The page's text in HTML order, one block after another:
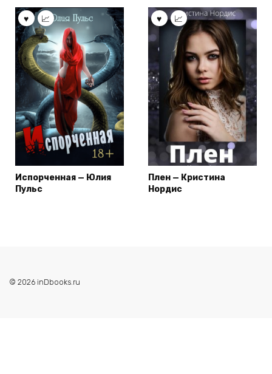
Испорченная — Юлия
Пульс
Плен — Кристина
Нордис
© 2026 inDbooks.ru